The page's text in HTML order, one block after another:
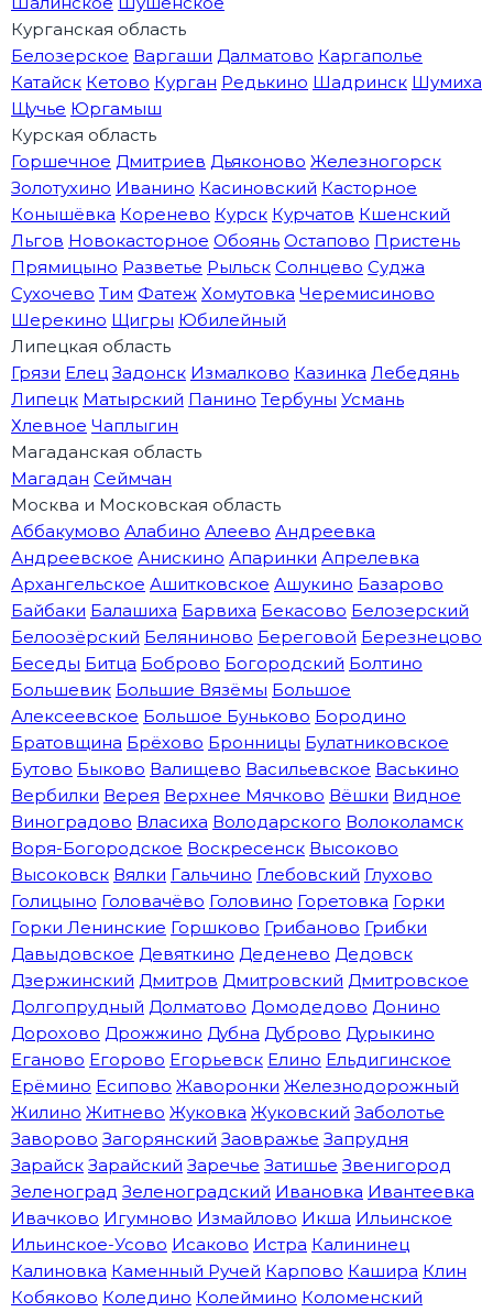
Курганская область
Белозерское Варгаши Далматово Каргаполье
Катайск Кетово Курган Редькино Шадринск Шумиха
Щучье Юргамыш
Курская область
Горшечное Дмитриев Дьяконово Железногорск
Золотухино Иванино Касиновский Касторное
Конышёвка Коренево Курск Курчатов Кшенский
Льгов Новокасторное Обоянь Остапово Пристень
Прямицыно Разветье Рыльск Солнцево Суджа
Сухочево Тим Фатеж Хомутовка Черемисиново
Шерекино Щигры Юбилейный
Липецкая область
Грязи Елец Задонск Измалково Казинка Лебедянь
Липецк Матырский Панино Тербуны Усмань
Хлевное Чаплыгин
Магаданская область
Магадан Сеймчан
Москва и Московская область
Аббакумово Алабино Алеево Андреевка
Андреевское Анискино Апаринки Апрелевка
Архангельское Ашитковское Ашукино Базарово
Байбаки Балашиха Барвиха Бекасово Белозерский
Белоозёрский Беляниново Береговой Березнецово
Беседы Битца Боброво Богородский Болтино
Большевик Большие Вязёмы Большое
Алексеевское Большое Буньково Бородино
Братовщина Брёхово Бронницы Булатниковское
Бутово Быково Валищево Васильевское Васькино
Вербилки Верея Верхнее Мячково Вёшки Видное
Виноградово Власиха Володарского Волоколамск
Воря-Богородское Воскресенск Высоково
Высоковск Вялки Гальчино Глебовский Глухово
Голицыно Головачёво Головино Горетовка Горки
Горки Ленинские Горшково Грибаново Грибки
Давыдовское Девяткино Деденево Дедовск
Дзержинский Дмитров Дмитровский Дмитровское
Долгопрудный Долматово Домодедово Донино
Дорохово Дрожжино Дубна Дуброво Дурыкино
Еганово Егорово Егорьевск Елино Ельдигинское
Ерёмино Есипово Жаворонки Железнодорожный
Жилино Житнево Жуковка Жуковский Заболотье
Заворово Загорянский Заовражье Запрудня
Зарайск Зарайский Заречье Затишье Звенигород
Зеленоград Зеленоградский Ивановка Ивантеевка
Ивачково Игумново Измайлово Икша Ильинское
Ильинское-Усово Исаково Истра Калининец
Калиновка Каменный Ручей Карпово Кашира Клин
Кобяково Коледино Колеймино Коломенский